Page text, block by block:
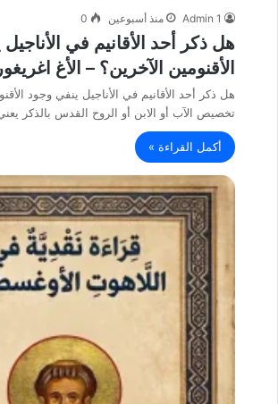
Admin 1 منذ أسبوعين 0
هل ذكر أحد الأقانيم في
الأقنومين الآخرين؟ – الأغ
هل ذكر أحد الأقانيم في الأناجيل ينفي وجود
تخصيص الآب أو الابن أو الروح القدس بالذكر
أكمل القراءة »